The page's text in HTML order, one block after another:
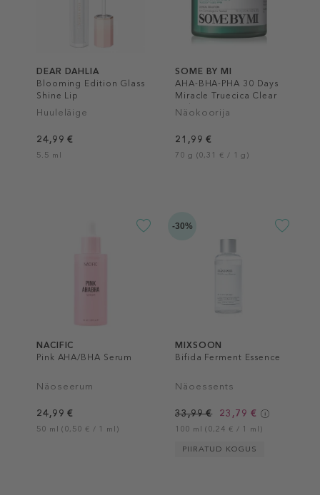
DEAR DAHLIA
Blooming Edition Glass
Shine Lip
Huuleläige
24,99 €
5.5 ml
SOME BY MI
AHA-BHA-PHA 30 Days
Miracle Truecica Clear
Pad
Näokoorija
21,99 €
70 g (0,31 € / 1 g)
NACIFIC
Pink AHA/BHA Serum
Näoseerum
24,99 €
50 ml (0,50 € / 1 ml)
-30%
MIXSOON
Bifida Ferment Essence
Näoessents
33,99 € 23,79 €
100 ml (0,24 € / 1 ml)
PIIRATUD KOGUS